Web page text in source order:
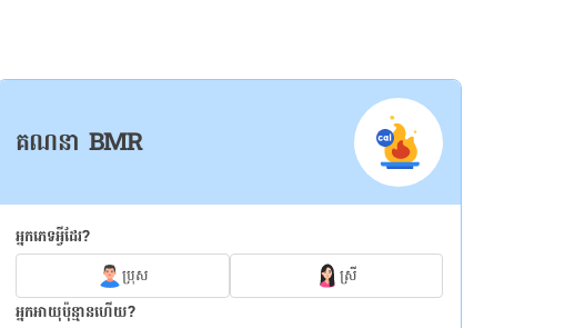
គណនា BMR
អ្នកភេទអ្វីដែរ?
ប្រុស ស្រី
អ្នកអាយុប៉ុន្មានហើយ?